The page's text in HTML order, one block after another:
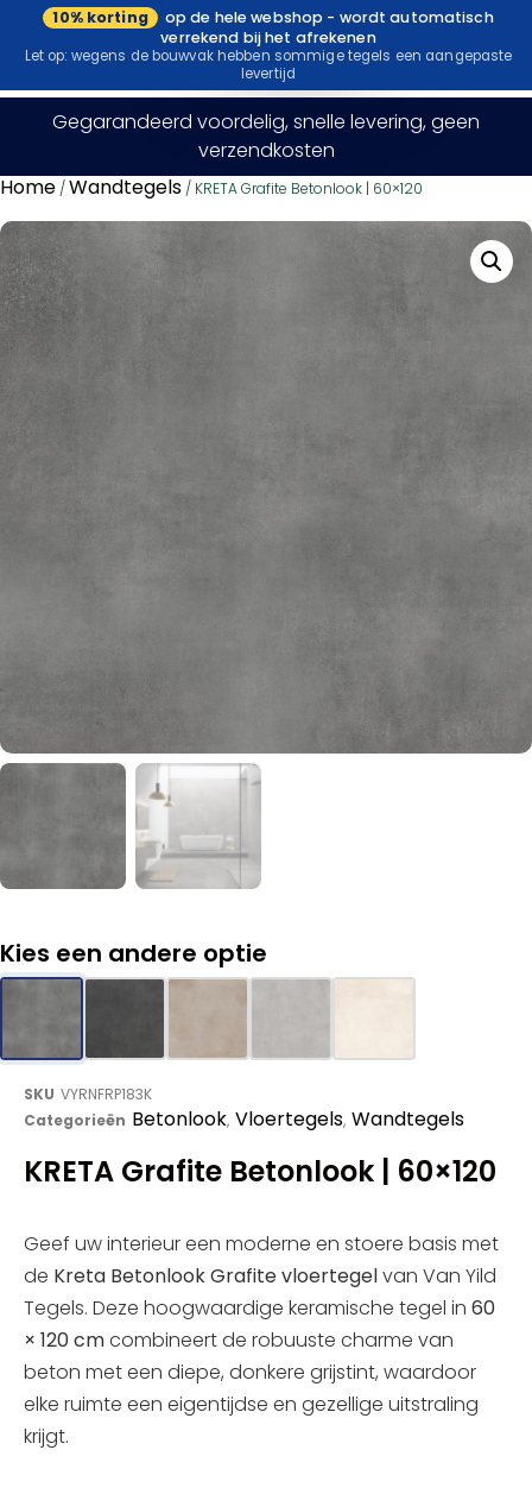
10% korting
op de hele webshop - wordt automatisch
verrekend bij het afrekenen
Let op: wegens de bouwvak hebben sommige tegels een aangepaste
levertijd
Bezoek onze
showroom
Gegarandeerd voordelig, snelle levering, geen
verzendkosten
Home /Wandtegels / KRETA Grafite Betonlook | 60×120
Kies een andere optie
SKU VYRNFRP183K
Categorieën Betonlook, Vloertegels, Wandtegels
KRETA Grafite Betonlook | 60×120
Geef uw interieur een moderne en stoere basis met
de Kreta Betonlook Grafite vloertegelvan Van Yild
Tegels. Deze hoogwaardige keramische tegel in 60
× 120 cmcombineert de robuuste charme van
beton met een diepe, donkere grijstint, waardoor
elke ruimte een eigentijdse en gezellige uitstraling
krijgt.